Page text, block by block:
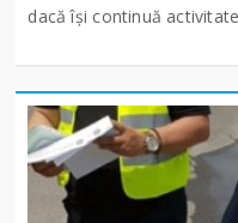
dacă își continuă